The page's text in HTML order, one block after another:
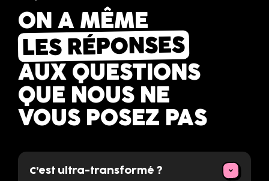
ON A MÊME
LES RÉPONSES
AUX QUESTIONS
QUE NOUS NE
VOUS POSEZ PAS
C’est ultra-transformé ?